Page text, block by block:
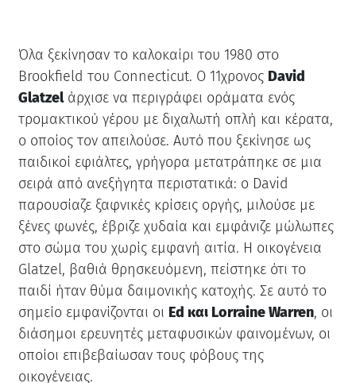
Όλα ξεκίνησαν το καλοκαίρι του 1980 στο
Brookfield του Connecticut. Ο 11χρονος David
Glatzelάρχισε να περιγράφει οράματα ενός
τρομακτικού γέρου με διχαλωτή οπλή και κέρατα,
ο οποίος τον απειλούσε. Αυτό που ξεκίνησε ως
παιδικοί εφιάλτες, γρήγορα μετατράπηκε σε μια
σειρά από ανεξήγητα περιστατικά: ο David
παρουσίαζε ξαφνικές κρίσεις οργής, μιλούσε με
ξένες φωνές, έβριζε χυδαία και εμφάνιζε μώλωπες
στο σώμα του χωρίς εμφανή αιτία. Η οικογένεια
Glatzel, βαθιά θρησκευόμενη, πείστηκε ότι το
παιδί ήταν θύμα δαιμονικής κατοχής. Σε αυτό το
σημείο εμφανίζονται οι Ed και Lorraine Warren, οι
διάσημοι ερευνητές μεταφυσικών φαινομένων, οι
οποίοι επιβεβαίωσαν τους φόβους της
οικογένειας.